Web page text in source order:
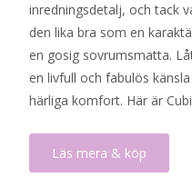
inredningsdetalj, och tack
den lika bra som en
en gosig sovrumsmatta.
en livfull och fabulös
härliga komfort. Här är
Läs mera & köp